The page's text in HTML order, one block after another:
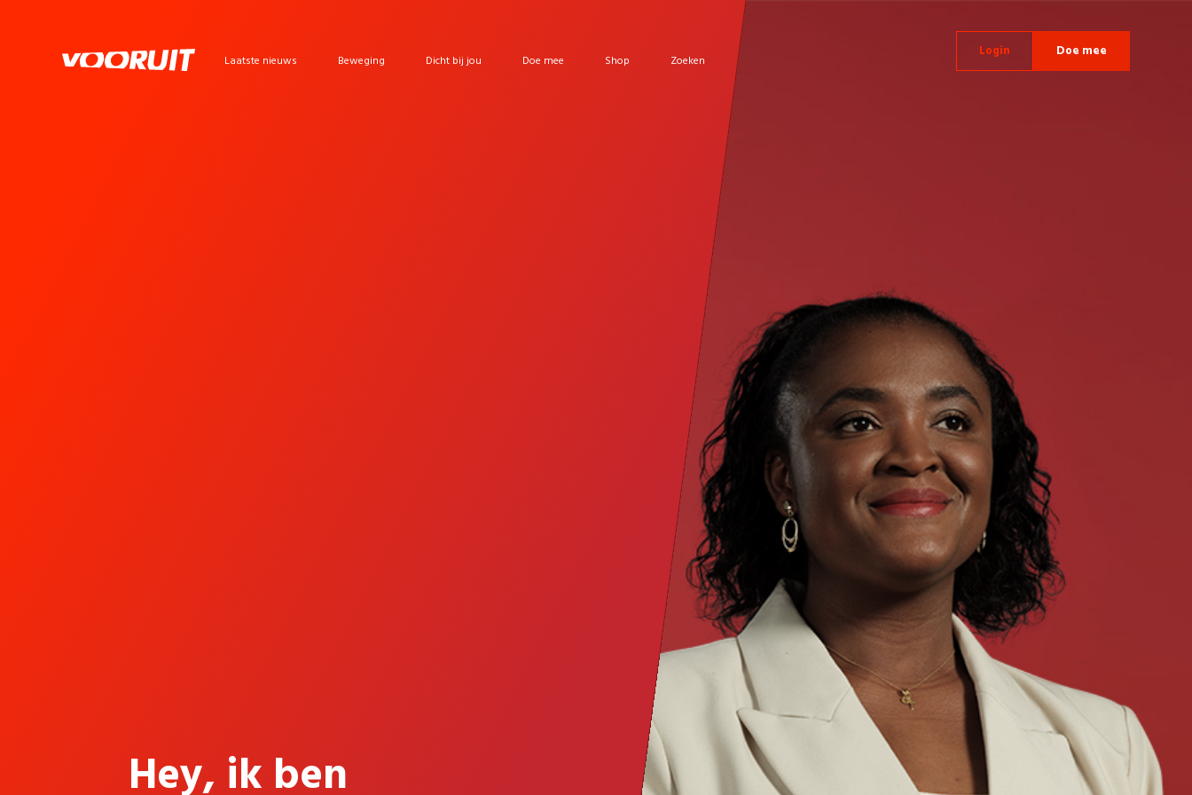
Laatste nieuws Beweging Dicht bij jou Doe mee Shop Zoeken
Login Doe mee
Hey, ik ben